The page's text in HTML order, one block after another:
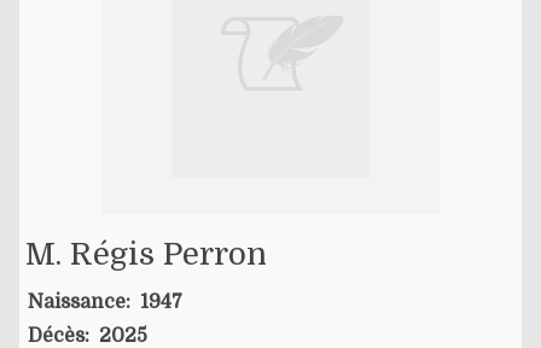
M. Régis Perron
Naissance: 1947
Décès: 2025